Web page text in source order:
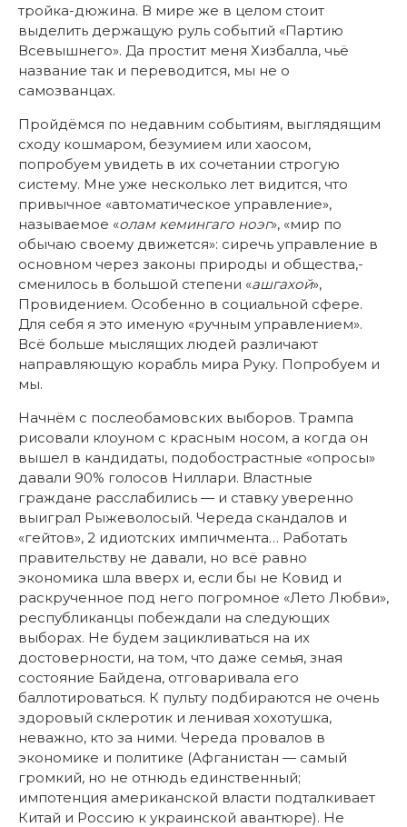
тройка-дюжина. В мире же в целом стоит
выделить держащую руль событий «Партию
Всевышнего». Да простит меня Хизбалла, чьё
название так и переводится, мы не о
самозванцах.
Пройдёмся по недавним событиям, выглядящим
сходу кошмаром, безумием или хаосом,
попробуем увидеть в их сочетании строгую
систему. Мне уже несколько лет видится, что
привычное «автоматическое управление»,
называемое «олам кемингаго ноэг», «мир по
обычаю своему движется»: сиречь управление в
основном через законы природы и общества,-
сменилось в большой степени «ашгахой»,
Провидением. Особенно в социальной сфере.
Для себя я это именую «ручным управлением».
Всё больше мыслящих людей различают
направляющую корабль мира Руку. Попробуем и
мы.
Начнём с послеобамовских выборов. Трампа
рисовали клоуном с красным носом, а когда он
вышел в кандидаты, подобострастные «опросы»
давали 90% голосов Ниллари. Властные
граждане расслабились — и ставку уверенно
выиграл Рыжеволосый. Череда скандалов и
«гейтов», 2 идиотских импичмента… Работать
правительству не давали, но всё равно
экономика шла вверх и, если бы не Ковид и
раскрученное под него погромное «Лето Любви»,
республиканцы побеждали на следующих
выборах. Не будем зацикливаться на их
достоверности, на том, что даже семья, зная
состояние Байдена, отговаривала его
баллотироваться. К пульту подбираются не очень
здоровый склеротик и ленивая хохотушка,
неважно, кто за ними. Череда провалов в
экономике и политике (Афганистан — самый
громкий, но не отнюдь единственный;
импотенция американской власти подталкивает
Китай и Россию к украинской авантюре). Не